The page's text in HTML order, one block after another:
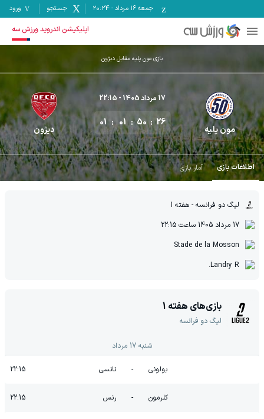
جمعه ۱۶ مرداد -
20:24 جستجو ورود
اپلیکیشن اندروید ورزش سه
بازی مون پلیه مقابل دیژون
مون پلیه
17 مرداد 1405 - 22:15
01 01 50 26
دیژون
اطلاعات بازی آمار بازی
لیگ دو فرانسه - هفته 1
17 مرداد 1405
ساعت 22:15
Stade de la Mosson
Landry R.
بازی‌های هفته 1
لیگ دو فرانسه
شنبه 17 مرداد
بولونی - نانسی 22:15
کلرمون - رنس 22:15